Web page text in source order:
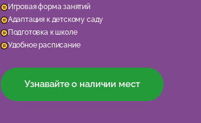
Игровая форма занятий
Адаптация к детскому саду
Подготовка к школе
Удобное расписание
Узнавайте о наличии мест